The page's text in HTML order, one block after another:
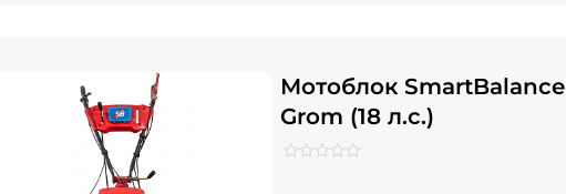
Мотоблок SmartBalance
Grom (18 л.с.)